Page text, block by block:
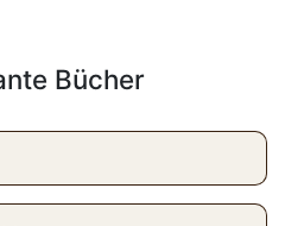
Bücher